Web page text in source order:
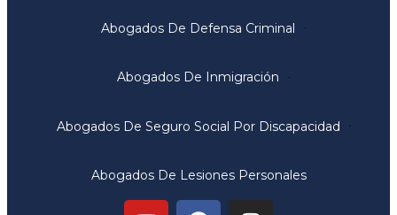
Abogados De Defensa Criminal
Abogados De Inmigración
Abogados De Seguro Social Por Discapacidad
Abogados De Lesiones Personales